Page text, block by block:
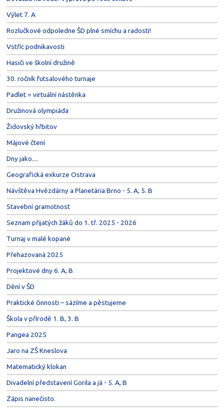
Výlet 7. A
Rozlučkové odpoledne ŠD plné smíchu a radosti!
Vstříc podnikavosti
Hasiči ve školní družině
30. ročník futsalového turnaje
Padlet = virtuální nástěnka
Družinová olympiáda
Židovský hřbitov
Májové čtení
Dny jako....
Geografická exkurze Ostrava
Návštěva Hvězdárny a Planetária Brno - 5. A, 5. B
Stavební gramotnost
Seznam přijatých žáků do 1. tř. 2025 - 2026
Turnaj v malé kopané
Přehazovaná 2025
Projektové dny 6. A, B
Dění v ŠD
Praktické činnosti – sázíme a pěstujeme
Škola v přírodě 1. B, 3. B
Pangea 2025
Jaro na ZŠ Kneslova
Matematický klokan
Divadelní představení Gorila a já - 5. A, B
Zápis nanečisto.